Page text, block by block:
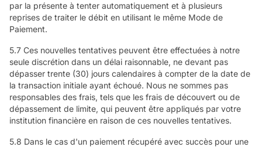
par la présente à tenter automatiquement et à plusieurs
reprises de traiter le débit en utilisant le même Mode de
Paiement.
5.7 Ces nouvelles tentatives peuvent être effectuées à notre
seule discrétion dans un délai raisonnable, ne devant pas
dépasser trente (30) jours calendaires à compter de la date de
la transaction initiale ayant échoué. Nous ne sommes pas
responsables des frais, tels que les frais de découvert ou de
dépassement de limite, qui peuvent être appliqués par votre
institution financière en raison de ces nouvelles tentatives.
5.8 Dans le cas d'un paiement récupéré avec succès pour une